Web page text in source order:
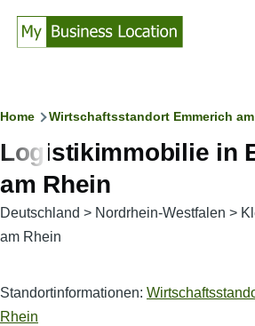
Pfadnavigation
Home Wirtschaftsstandort Emmerich
Logistikimmobilie in
am Rhein
Deutschland > Nordrhein-Westfalen >
am Rhein
Standortinformationen:
Rhein